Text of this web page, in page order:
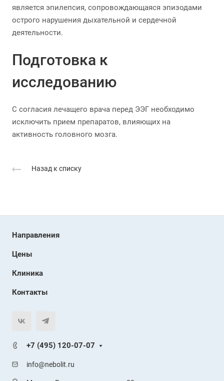
является эпилепсия, сопровождающаяся эпизодами
острого нарушения дыхательной и сердечной
деятельности.
Подготовка к
исследованию
С согласия лечащего врача перед ЭЭГ необходимо
исключить прием препаратов, влияющих на
активность головного мозга.
Назад к списку
Направления
Цены
Клиника
Контакты
+7 (495) 120-07-07
info@nebolit.ru